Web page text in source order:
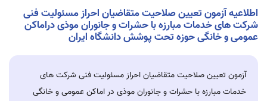
اطلاعیه آزمون تعیین صلاحیت متقاضیان احراز مسئولیت فنی
شرکت های خدمات مبارزه با حشرات و جانوران موذی دراماکن
عمومی و خانگی حوزه تحت پوشش دانشگاه ایران
آزمون تعیین صلاحیت متقاضیان احراز مسئولیت فنی شرکت های
خدمات مبارزه با حشرات و جانوران موذی در اماکن عمومی و خانگی